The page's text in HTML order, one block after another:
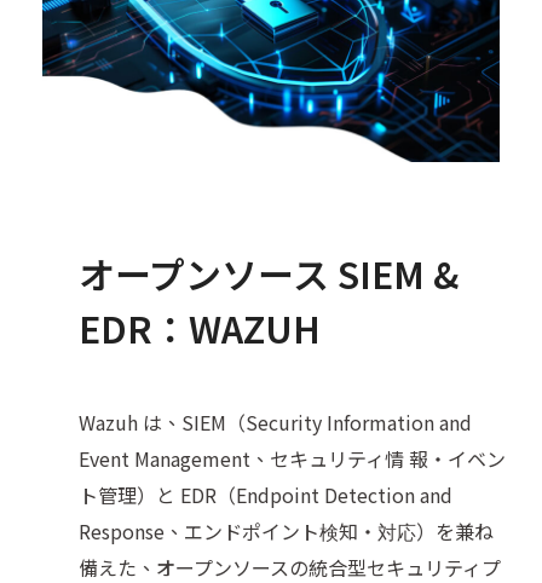
オープンソース SIEM &
EDR：WAZUH
Wazuh は、SIEM（Security Information and
Event Management、セキュリティ情 報・イベン
ト管理）と EDR（Endpoint Detection and
Response、エンドポイント検知・対応）を兼ね
備えた、オープンソースの統合型セキュリティプ